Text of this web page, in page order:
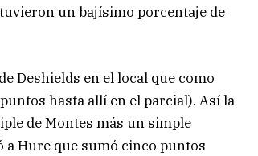
un bajísimo porcentaje de
Deshields en el local que como
hasta allí en el parcial). Así la
de Montes más un simple
a Hure que sumó cinco puntos